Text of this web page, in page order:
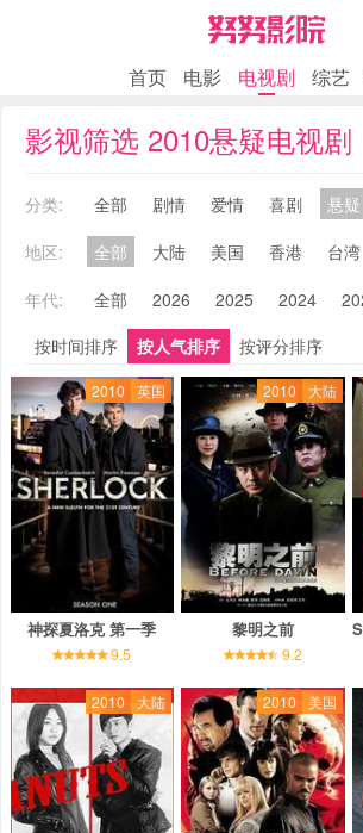
首页 电影 电视剧 综艺
影视筛选 2010悬疑电视剧
分类: 全部 剧情 爱情 喜剧 悬疑
地区:
全部 大陆 美国 香港 台湾
年代:
全部 2026 2025 2024
按时间排序
按人气排序 按评分排序
2010 英国
神探夏洛克 第一季
9.5
2010 大陆
黎明之前
9.2
2010 大陆 2010 美国